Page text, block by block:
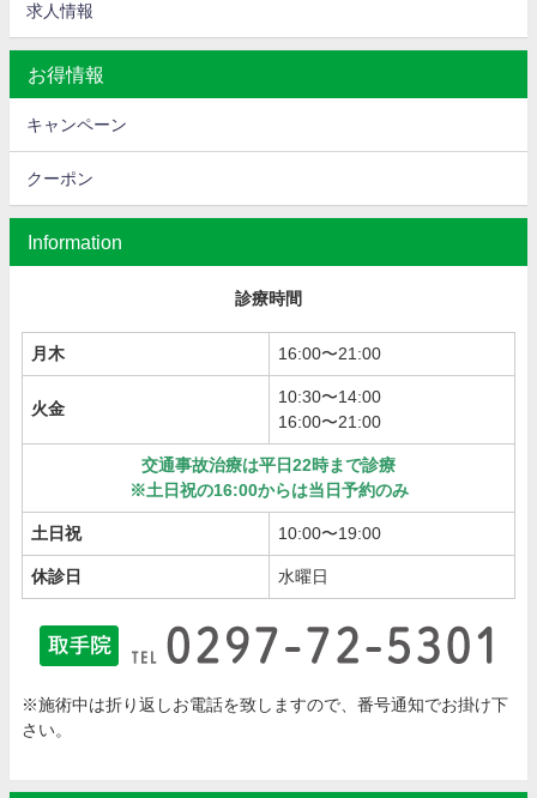
求人情報
お得情報
キャンペーン
クーポン
Information
診療時間
月木 16:00〜21:00
火金
10:30〜14:00
16:00〜21:00
交通事故治療は平日22時まで診療
※土日祝の16:00からは当日予約のみ
土日祝 10:00〜19:00
休診日 水曜日
※施術中は折り返しお電話を致しますので、番号通知でお掛け下
さい。